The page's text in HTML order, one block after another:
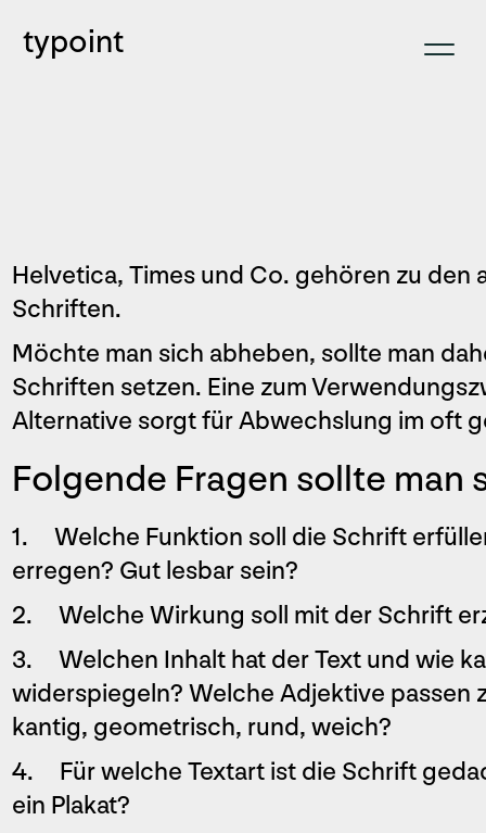
typoint
Helvetica, Times und Co. gehören zu den
Schriften.
Möchte man sich abheben, sollte man
Schriften setzen. Eine zum
Alternative sorgt für Abwechslung im oft
Folgende Fragen sollte man
1. Welche Funktion soll die Schrift
erregen? Gut lesbar sein?
2. Welche Wirkung soll mit der Schrift
3. Welchen Inhalt hat der Text und wie
widerspiegeln? Welche Adjektive passen
kantig, geometrisch, rund, weich?
4. Für welche Textart ist die Schrift
ein Plakat?